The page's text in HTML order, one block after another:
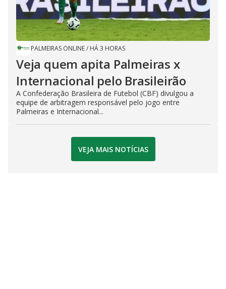
PALMEIRAS ONLINE/ HÁ 3 HORAS
Veja quem apita Palmeiras x
Internacional pelo Brasileirão
A Confederação Brasileira de Futebol (CBF) divulgou a
equipe de arbitragem responsável pelo jogo entre
Palmeiras e Internacional...
VEJA MAIS NOTÍCIAS